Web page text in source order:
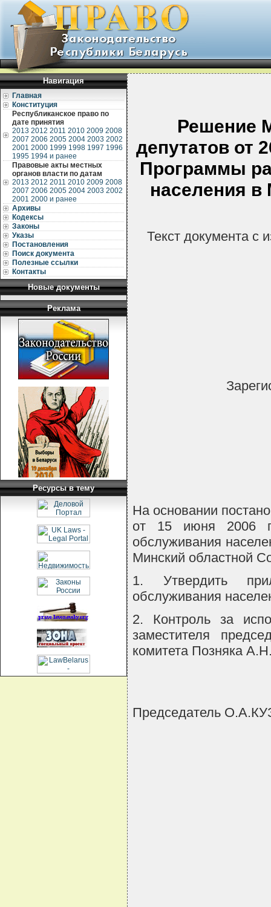
Навигация
Главная
Конституция
Республиканское право по
дате принятия
2013 2012 2011 2010 2009 2008
2007 2006 2005 2004 2003 2002
2001 2000 1999 1998 1997 1996
1995 1994 и ранее
Правовые акты местных
органов власти по датам
2013 2012 2011 2010 2009 2008
2007 2006 2005 2004 2003 2002
2001 2000 и ранее
Архивы
Кодексы
Законы
Указы
Постановления
Поиск документа
Полезные ссылки
Контакты
Новые документы
Реклама
Ресурсы в тему
Решение
депутатов от
Программы
населения в
Текст документа с
На основании
от 15 июня 2006
обслуживания
Минский областной
1. Утвердить
обслуживания
2. Контроль за
заместителя
комитета Позняка
Председатель